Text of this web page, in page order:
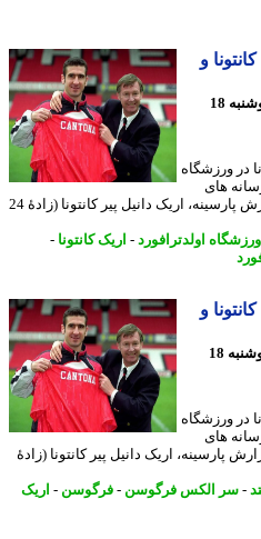
و
16 ماه پیش - دوشنبه 18
های
ورزشی جهان تبدیل شده است.. به گزارش پارسینه، اریک دانیل پیر کانتونا (زادهٔ 24
اولدترافورد-اریک کانتونا-
و
16 ماه پیش - دوشنبه 18
های
اریک دانیل پیر کانتونا (زادهٔ
الکس فرگوسن-فرگوسن-اریک